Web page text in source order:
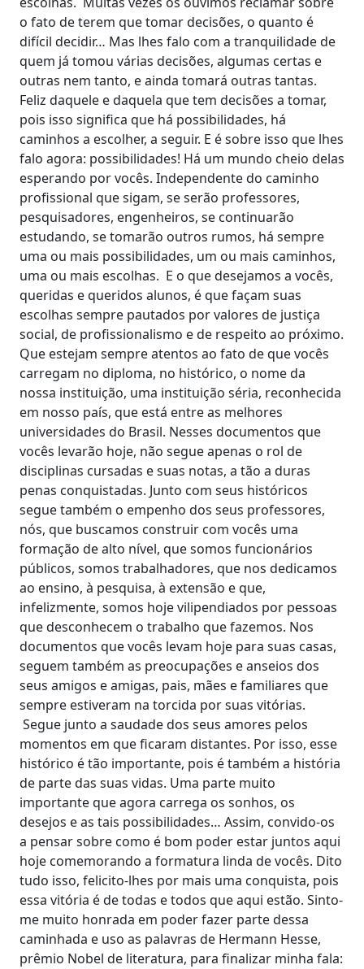
o fato de terem que tomar decisões, o quanto é
difícil decidir… Mas lhes falo com a tranquilidade de
quem já tomou várias decisões, algumas certas e
outras nem tanto, e ainda tomará outras tantas.
Feliz daquele e daquela que tem decisões a tomar,
pois isso significa que há possibilidades, há
caminhos a escolher, a seguir. E é sobre isso que lhes
falo agora: possibilidades! Há um mundo cheio delas
esperando por vocês. Independente do caminho
profissional que sigam, se serão professores,
pesquisadores, engenheiros, se continuarão
estudando, se tomarão outros rumos, há sempre
uma ou mais possibilidades, um ou mais caminhos,
uma ou mais escolhas. E o que desejamos a vocês,
queridas e queridos alunos, é que façam suas
escolhas sempre pautados por valores de justiça
social, de profissionalismo e de respeito ao próximo.
Que estejam sempre atentos ao fato de que vocês
carregam no diploma, no histórico, o nome da
nossa instituição, uma instituição séria, reconhecida
em nosso país, que está entre as melhores
universidades do Brasil. Nesses documentos que
vocês levarão hoje, não segue apenas o rol de
disciplinas cursadas e suas notas, a tão a duras
penas conquistadas. Junto com seus históricos
segue também o empenho dos seus professores,
nós, que buscamos construir com vocês uma
formação de alto nível, que somos funcionários
públicos, somos trabalhadores, que nos dedicamos
ao ensino, à pesquisa, à extensão e que,
infelizmente, somos hoje vilipendiados por pessoas
que desconhecem o trabalho que fazemos. Nos
documentos que vocês levam hoje para suas casas,
seguem também as preocupações e anseios dos
seus amigos e amigas, pais, mães e familiares que
sempre estiveram na torcida por suas vitórias.
Segue junto a saudade dos seus amores pelos
momentos em que ficaram distantes. Por isso, esse
histórico é tão importante, pois é também a história
de parte das suas vidas. Uma parte muito
importante que agora carrega os sonhos, os
desejos e as tais possibilidades… Assim, convido-os
a pensar sobre como é bom poder estar juntos aqui
hoje comemorando a formatura linda de vocês. Dito
tudo isso, felicito-lhes por mais uma conquista, pois
essa vitória é de todas e todos que aqui estão. Sinto-
me muito honrada em poder fazer parte dessa
caminhada e uso as palavras de Hermann Hesse,
prêmio Nobel de literatura, para finalizar minha fala: